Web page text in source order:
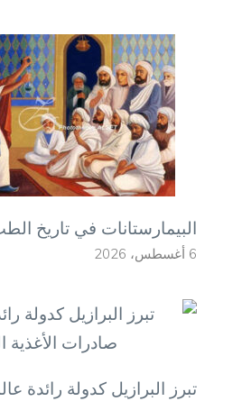
البيمارستانات في تاريخ
6 أغسطس، 2026
تبرز البرازيل كدولة رائدة